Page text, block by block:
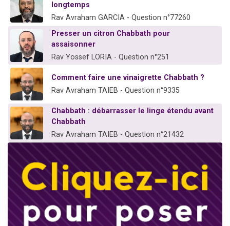
longtemps
Rav Avraham GARCIA - Question n°77260
Presser un citron Chabbath pour
assaisonner
Rav Yossef LORIA - Question n°251
Comment faire une vinaigrette Chabbath ?
Rav Avraham TAIEB - Question n°9335
Chabbath : débarrasser le linge étendu avant
Chabbath
Rav Avraham TAIEB - Question n°21432